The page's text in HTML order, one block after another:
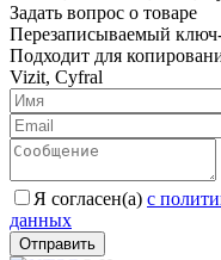
Задать вопрос о товаре
Перезаписываемый
Подходит для
Vizit, Cyfral
Я согласен(a) с
данных
Отправить